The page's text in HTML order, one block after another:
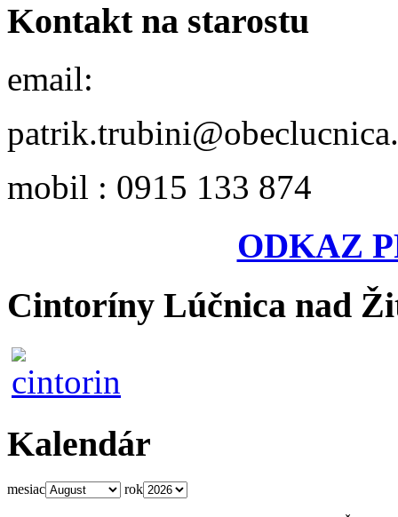
Kontakt na starostu
email:
mobil : 0915 133 874
ODKAZ
Cintoríny Lúčnica nad
Kalendár
mesiac rok